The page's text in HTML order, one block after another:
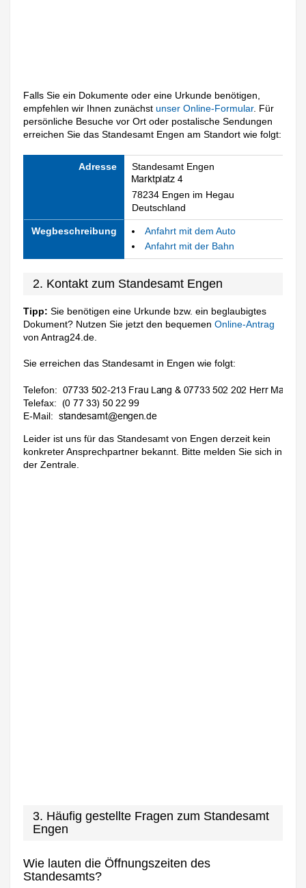
Falls Sie ein Dokumente oder eine Urkunde benötigen,
empfehlen wir Ihnen zunächstunser Online-Formular. Für
persönliche Besuche vor Ort oder postalische Sendungen
erreichen Sie das Standesamt Engen am Standort wie folgt:
Adresse Standesamt Engen
78234 Engen im Hegau
Deutschland
Wegbeschreibung
Anfahrt mit dem Auto
Anfahrt mit der Bahn
2. Kontakt zum Standesamt Engen
Tipp: Sie benötigen eine Urkunde bzw. ein beglaubigtes
Dokument? Nutzen Sie jetzt den bequemenOnline-Antrag
von Antrag24.de.
Sie erreichen das Standesamt in Engen wie folgt:
Telefon:
Telefax:
E-Mail:
Leider ist uns für das Standesamt von Engen derzeit kein
konkreter Ansprechpartner bekannt. Bitte melden Sie sich in
der Zentrale.
3. Häufig gestellte Fragen zum Standesamt
Engen
Wie lauten die Öffnungszeiten des
Standesamts?